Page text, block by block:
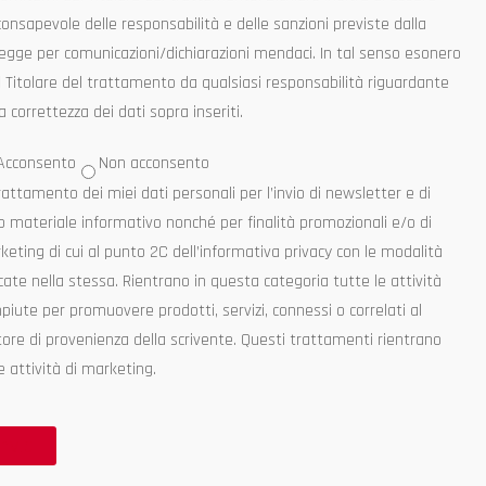
delle responsabilità e delle sanzioni previste dalla
per comunicazioni/dichiarazioni mendaci. In tal senso esonero
Titolare del trattamento da qualsiasi responsabilità riguardante
correttezza dei dati sopra inseriti.
(Obbligatorio)
Non acconsento
dei miei dati personali per l’invio di newsletter e di
materiale informativo nonché per finalità promozionali e/o di
di cui al punto 2C dell’informativa privacy con le modalità
nella stessa. Rientrano in questa categoria tutte le attività
per promuovere prodotti, servizi, connessi o correlati al
di provenienza della scrivente. Questi trattamenti rientrano
attività di marketing.